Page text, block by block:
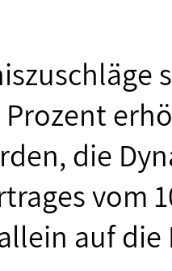
die
vom
auf